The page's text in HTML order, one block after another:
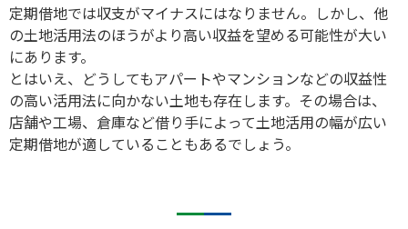
定期借地では収支がマイナスにはなりません。しかし、他
の土地活用法のほうがより高い収益を望める可能性が大い
にあります。
とはいえ、どうしてもアパートやマンションなどの収益性
の高い活用法に向かない土地も存在します。その場合は、
店舗や工場、倉庫など借り手によって土地活用の幅が広い
定期借地が適していることもあるでしょう。